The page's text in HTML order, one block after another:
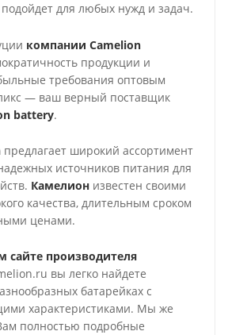
для любых нужд и задач.
компании Camelion
продукции и
требования оптовым
— ваш верный поставщик
battery.
предлагает широкий ассортимент
источников питания для
Камелионизвестен своими
качества, длительным сроком
ценами.
сайте производителя
вы легко найдете
батарейках с
характеристиками. Мы же
полностью подробные